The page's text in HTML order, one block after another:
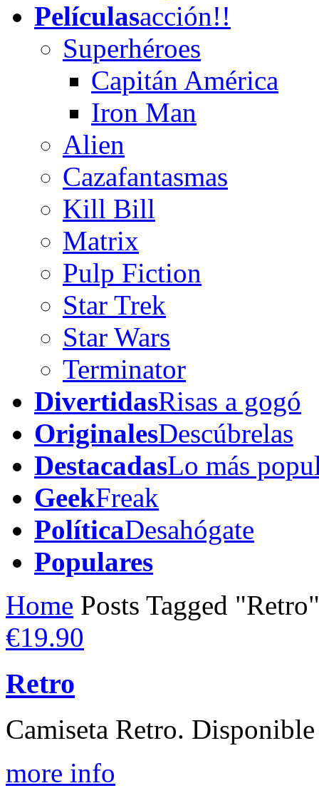
Películasacción!!
Superhéroes
Capitán América
Iron Man
Alien
Cazafantasmas
Kill Bill
Matrix
Pulp Fiction
Star Trek
Star Wars
Terminator
DivertidasRisas a gogó
OriginalesDescúbrelas
DestacadasLo más
GeekFreak
PolíticaDesahógate
Populares
Home Posts Tagged "Retro"
€19.90
Retro
Camiseta Retro.
more info